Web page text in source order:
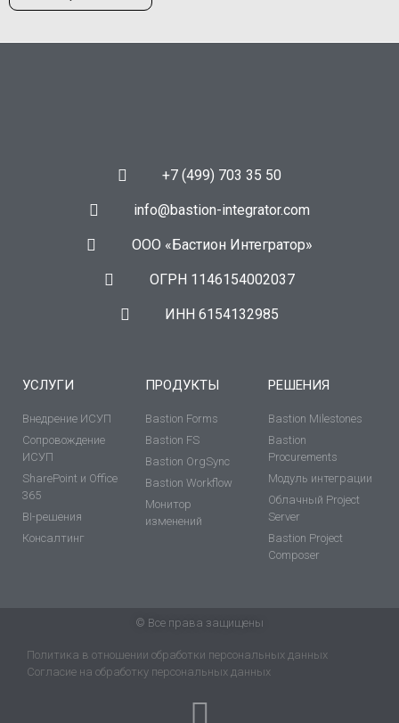
+7 (499) 703 35 50
info@bastion-integrator.com
ООО «Бастион Интегратор»
ОГРН 1146154002037
ИНН 6154132985
УСЛУГИ
Внедрение ИСУП
Сопровождение
ИСУП
SharePoint и Office
365
BI-решения
Консалтинг
ПРОДУКТЫ
Bastion Forms
Bastion FS
Bastion OrgSync
Bastion Workflow
Монитор
изменений
РЕШЕНИЯ
Bastion Milestones
Bastion
Procurements
Модуль интеграции
Облачный Project
Server
Bastion Project
Composer
© Все права защищены
Политика в отношении обработки персональных данных
Согласие на обработку персональных данных